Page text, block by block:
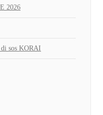
2026
sos KORAI